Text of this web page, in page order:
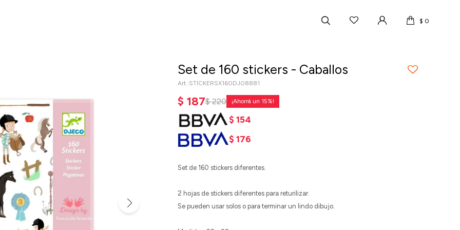
$ 0
Set de 160 stickers - Caballos
STICKERSX160DJ08881
$ 187$ 220 15
$ 154
$ 176
Set de 160 stickers diferentes.
2 hojas de stickers diferentes para returilizar.
Se pueden usar solos o para terminar un lindo dibujo.